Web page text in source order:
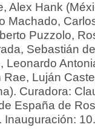
Alex Hank
Machado,
Puzzolo,
Sebastián
Leonardo
Rae, Luján
Curadora:
España de
Inauguración: